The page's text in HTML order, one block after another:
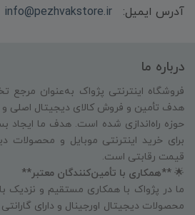
آدرس ایمیل:
info@pezhvakstore.ir
درباره ما
فروشگاه اینترنتی پژواک به‌عنوان مرجع
هدف تأمین و فروش کالای دیجیتال اصلی و
حوزه راه‌اندازی شده است. هدف ما ایجاد
برای خرید اینترنتی موبایل و محصولات
قیمت رقابتی است.
🌟 **همکاری با تأمین‌کنندگان معتبر**
ما در پژواک با همکاری مستقیم و نزدیک با
محصولات دیجیتال اورجینال و دارای